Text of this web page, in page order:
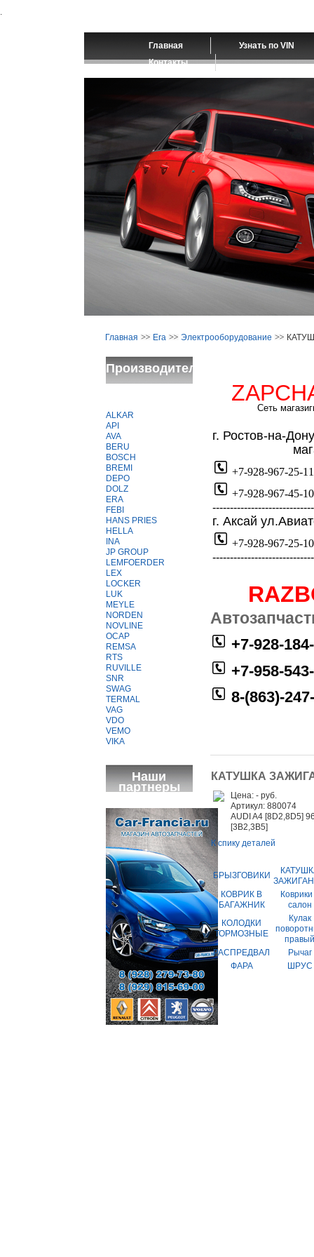
.
Главная
Узнать по VIN
Контакты
Главная Era Электрооборудование
Производители
ALKAR
API
AVA
BERU
BOSCH
BREMI
DEPO
DOLZ
ERA
FEBI
HANS PRIES
HELLA
INA
JP GROUP
LEMFOERDER
LEX
LOCKER
LUK
MEYLE
NORDEN
NOVLINE
OCAP
REMSA
RTS
RUVILLE
SNR
SWAG
TERMAL
VAG
VDO
VEMO
VIKA
Наши
партнеры
Сеть
г. Ростов-на-
+7-928-967-25-11
+7-928-967-45-10
г. Аксай
+7-928-967-25-10
+7-928-
+7-958-
8-(863)-
КАТУШКА
Цена: - руб.
Артикул: 880074
AUDI A4 [8D2,8D5]
[3B2,3B5]
К спику деталей
БРЫЗГОВИКИ
КОВРИК В
БАГАЖНИК
Коврики
салон
КОЛОДКИ
ТОРМОЗНЫЕ
Кулак
РАСПРЕДВАЛ
Рычаг
ФАРА
ШРУС